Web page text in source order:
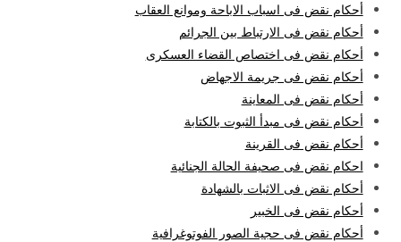
أحكام نقض فى اسباب الاباحة وموانع العقاب
أحكام نقض فى الارتباط بين الجرائم
أحكام نقض فى اختصاص القضاء العسكرى
أحكام نقض فى جريمة الاجهاض
أحكام نقض فى المعاينة
أحكام نقض فى مبدأ الثبوت بالكتابة
أحكام نقض فى القرينة
احكام نقض فى صحيفة الحالة الجنائية
أحكام نقض فى الاثبات بالشهادة
أحكام نقض فى الخبير
أحكام نقض فى حجية الصور الفوتوغرافية